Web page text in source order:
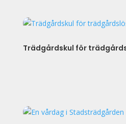
Trädgårdskul för